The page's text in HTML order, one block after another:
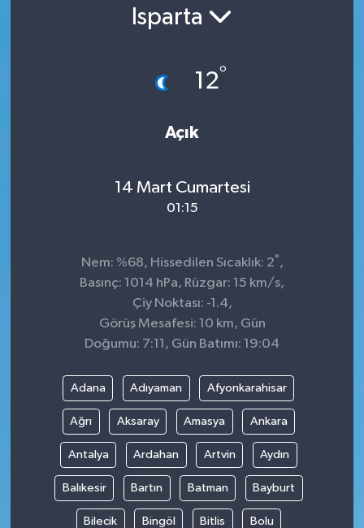
Isparta
12°
Açık
14 Mart Cumartesi
01:15
Nem: %68, Hissedilen Sıcaklık: 2° ,
Basınç: 1014 hPa, Rüzgar: 15 km/s,
Çiy Noktası: -1.4,
Görüş Mesafesi: 10 km, Gün
Doğumu: 7:11, Gün Batımı: 19:04
Adana Adıyaman Afyonkarahisar
Ağrı Aksaray Amasya Ankara
Antalya Ardahan Artvin Aydın
Balıkesir Bartın Batman Bayburt
Bilecik Bingöl Bitlis Bolu